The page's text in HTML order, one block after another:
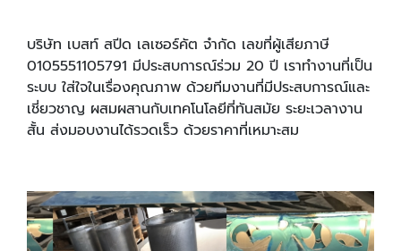
บริษัท เบสท์ สปีด เลเซอร์คัต จำกัด เลขที่ผู้เสียภาษี
0105551105791 มีประสบการณ์ร่วม 20 ปี เราทำงานที่เป็น
ระบบ ใส่ใจในเรื่องคุณภาพ ด้วยทีมงานที่มีประสบการณ์และ
เชี่ยวชาญ ผสมผสานกับเทคโนโลยีที่ทันสมัย ระยะเวลางาน
สั้น ส่งมอบงานได้รวดเร็ว ด้วยราคาที่เหมาะสม